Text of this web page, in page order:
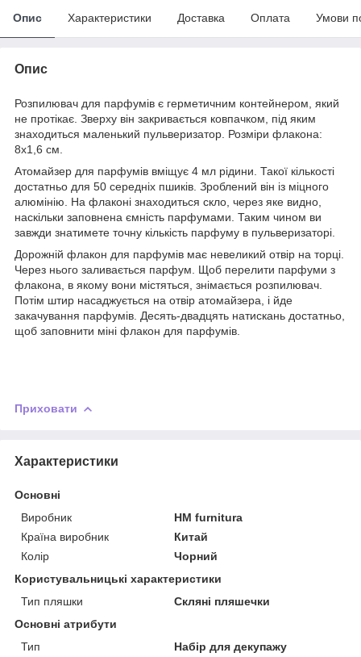
Опис Характеристики Доставка Оплата Умови
Опис
Розпилювач для парфумів є герметичним контейнером, який
не протікає. Зверху він закривається ковпачком, під яким
знаходиться маленький пульверизатор. Розміри флакона:
8х1,6 см.
Атомайзер для парфумів вміщує 4 мл рідини. Такої кількості
достатньо для 50 середніх пшиків. Зроблений він із міцного
алюмінію. На флаконі знаходиться скло, через яке видно,
наскільки заповнена ємність парфумами. Таким чином ви
завжди знатимете точну кількість парфуму в пульверизаторі.
Дорожній флакон для парфумів має невеликий отвір на торці.
Через нього заливається парфум. Щоб перелити парфуми з
флакона, в якому вони містяться, знімається розпилювач.
Потім штир насаджується на отвір атомайзера, і йде
закачування парфумів. Десять-двадцять натискань достатньо,
щоб заповнити міні флакон для парфумів.
Приховати
Характеристики
Основні
Виробник
HM furnitura
Країна виробник
Китай
Колір
Чорний
Користувальницькі характеристики
Тип пляшки
Скляні пляшечки
Основні атрибути
Тип
Набір для декупажу